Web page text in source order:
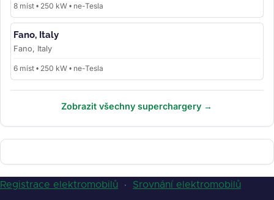
8 míst • 250 kW • ne-Tesla
Fano, Italy
Fano, Italy
6 míst • 250 kW • ne-Tesla
Zobrazit všechny superchargery →
Registrace elektromobilů · Srovnání elektromobilů